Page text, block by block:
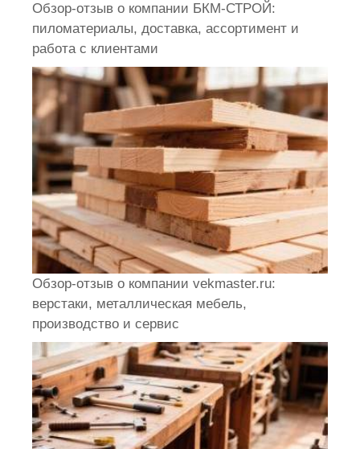
Обзор-отзыв о компании БКМ-СТРОЙ:
пиломатериалы, доставка, ассортимент и
работа с клиентами
Обзор-отзыв о компании vekmaster.ru:
верстаки, металлическая мебель,
производство и сервис